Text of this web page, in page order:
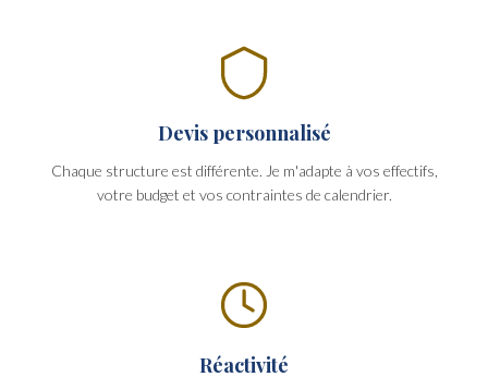
Devis personnalisé
Chaque structure est différente. Je m'adapte à vos effectifs,
votre budget et vos contraintes de calendrier.
Réactivité